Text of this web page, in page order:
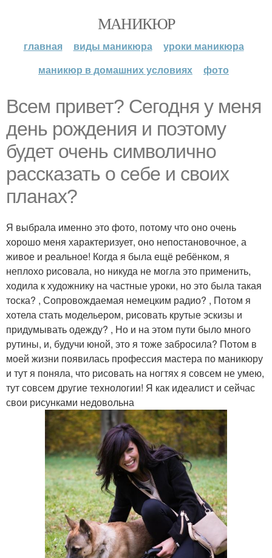
МАНИКЮР
главная виды маникюра
уроки маникюра
маникюр в домашних условиях
фото
Всем привет? Сегодня у меня
день рождения и поэтому
будет очень символично
рассказать о себе и своих
планах?
Я выбрала именно это фото, потому что оно очень
хорошо меня характеризует, оно непостановочное, а
живое и реальное! Когда я была ещё ребёнком, я
неплохо рисовала, но никуда не могла это применить,
ходила к художнику на частные уроки, но это была такая
тоска? , Сопровождаемая немецким радио? , Потом я
хотела стать модельером, рисовать крутые эскизы и
придумывать одежду? , Но и на этом пути было много
рутины, и, будучи юной, это я тоже забросила? Потом в
моей жизни появилась профессия мастера по маникюру
и тут я поняла, что рисовать на ногтях я совсем не умею,
тут совсем другие технологии! Я как идеалист и сейчас
свои рисунками недовольна